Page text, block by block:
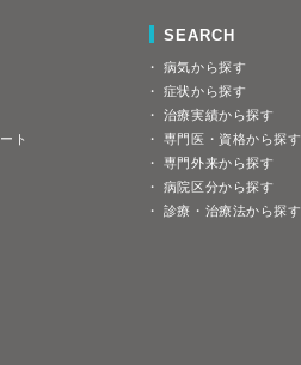
ト
SEARCH
病気から探す
症状から探す
治療実績から探す
専門医・資格から探す
専門外来から探す
病院区分から探す
診療・治療法から探す